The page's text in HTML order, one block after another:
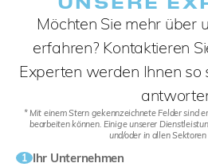
Möchten Sie mehr über
erfahren? Kontaktieren
Experten werden Ihnen so
* Mit einem Stern gekennzeichnete Felder sind
bearbeiten können. Einige unserer
und/oder in allen
1 Ihr Unternehmen